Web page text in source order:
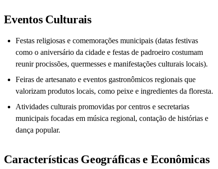
Eventos Culturais
Festas religiosas e comemorações municipais (datas festivas
como o aniversário da cidade e festas de padroeiro costumam
reunir procissões, quermesses e manifestações culturais locais).
Feiras de artesanato e eventos gastronômicos regionais que
valorizam produtos locais, como peixe e ingredientes da floresta.
Atividades culturais promovidas por centros e secretarias
municipais focadas em música regional, contação de histórias e
dança popular.
Características Geográficas e Econômicas